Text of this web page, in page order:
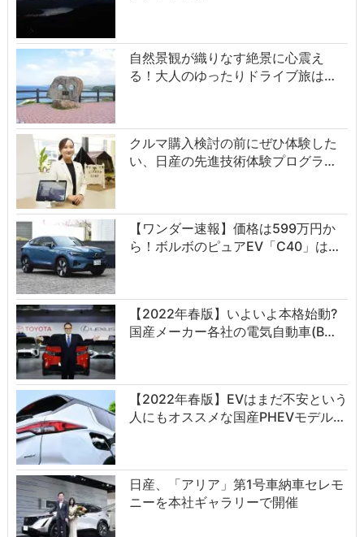
自然景観が織りなす絶景に心震え
る！大人のゆったりドライブ旅は…
クルマ購入検討の前にぜひ体験した
い、日産の先進技術体験プログラ…
【ワンダー速報】価格は599万円か
ら！ボルボのピュアEV「C40」は…
【2022年春版】いよいよ本格始動?
国産メーカー各社の電気自動車(B…
【2022年春版】EVはまだ不安という
人にもオススメな国産PHEVモデル…
日産、「アリア」第1号車納車セレモ
ニーを本社ギャラリーで開催